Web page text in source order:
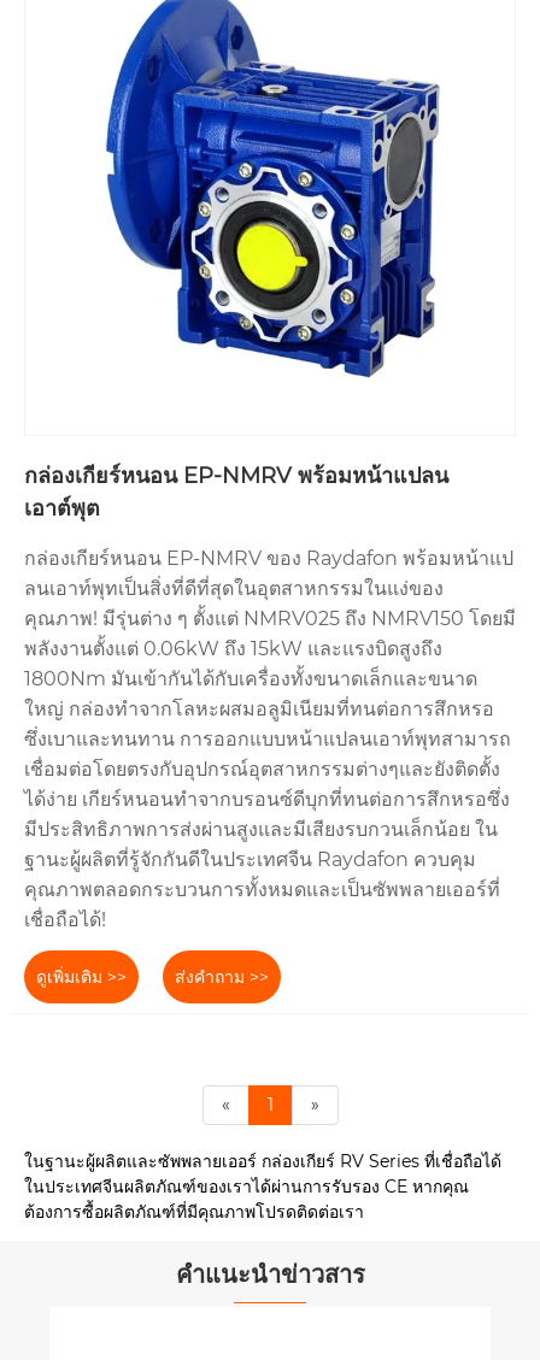
กล่องเกียร์หนอน EP-NMRV พร้อมหน้าแปลน
เอาต์พุต
กล่องเกียร์หนอน EP-NMRV ของ Raydafon พร้อมหน้าแป
ลนเอาท์พุทเป็นสิ่งที่ดีที่สุดในอุตสาหกรรมในแง่ของ
คุณภาพ! มีรุ่นต่าง ๆ ตั้งแต่ NMRV025 ถึง NMRV150 โดยมี
พลังงานตั้งแต่ 0.06kW ถึง 15kW และแรงบิดสูงถึง
1800Nm มันเข้ากันได้กับเครื่องทั้งขนาดเล็กและขนาด
ใหญ่ กล่องทำจากโลหะผสมอลูมิเนียมที่ทนต่อการสึกหรอ
ซึ่งเบาและทนทาน การออกแบบหน้าแปลนเอาท์พุทสามารถ
เชื่อมต่อโดยตรงกับอุปกรณ์อุตสาหกรรมต่างๆและยังติดตั้ง
ได้ง่าย เกียร์หนอนทำจากบรอนซ์ดีบุกที่ทนต่อการสึกหรอซึ่ง
มีประสิทธิภาพการส่งผ่านสูงและมีเสียงรบกวนเล็กน้อย ใน
ฐานะผู้ผลิตที่รู้จักกันดีในประเทศจีน Raydafon ควบคุม
คุณภาพตลอดกระบวนการทั้งหมดและเป็นซัพพลายเออร์ที่
เชื่อถือได้!
ดูเพิ่มเติม >> ส่งคำถาม >>
« 1 »
ในฐานะผู้ผลิตและซัพพลายเออร์ กล่องเกียร์ RV Series ที่เชื่อถือได้
ในประเทศจีนผลิตภัณฑ์ของเราได้ผ่านการรับรอง CE หากคุณ
ต้องการซื้อผลิตภัณฑ์ที่มีคุณภาพโปรดติดต่อเรา
คำแนะนำข่าวสาร